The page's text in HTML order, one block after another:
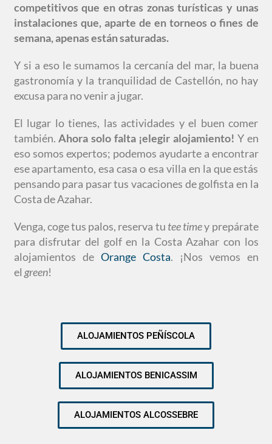
competitivos que en otras zonas turísticas y unas
instalaciones que, aparte de en torneos o fines de
semana, apenas están saturadas.
Y si a eso le sumamos la cercanía del mar, la buena
gastronomía y la tranquilidad de Castellón, no hay
excusa para no venir a jugar.
El lugar lo tienes, las actividades y el buen comer
también.Ahora solo falta ¡elegir alojamiento! Y en
eso somos expertos; podemos ayudarte a encontrar
ese apartamento, esa casa o esa villa en la que estás
pensando para pasar tus vacaciones de golfista en la
Costa de Azahar.
Venga, coge tus palos, reserva tu tee timey prepárate
para disfrutar del golf en la Costa Azahar con los
alojamientos de Orange Costa. ¡Nos vemos en
el green!
ALOJAMIENTOS PEÑÍSCOLA
ALOJAMIENTOS BENICASSIM
ALOJAMIENTOS ALCOSSEBRE